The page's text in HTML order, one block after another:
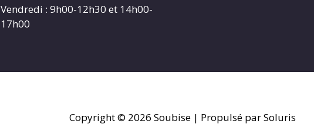
Vendredi : 9h00-12h30 et 14h00-
17h00
Copyright © 2026 Soubise | Propulsé par Soluris